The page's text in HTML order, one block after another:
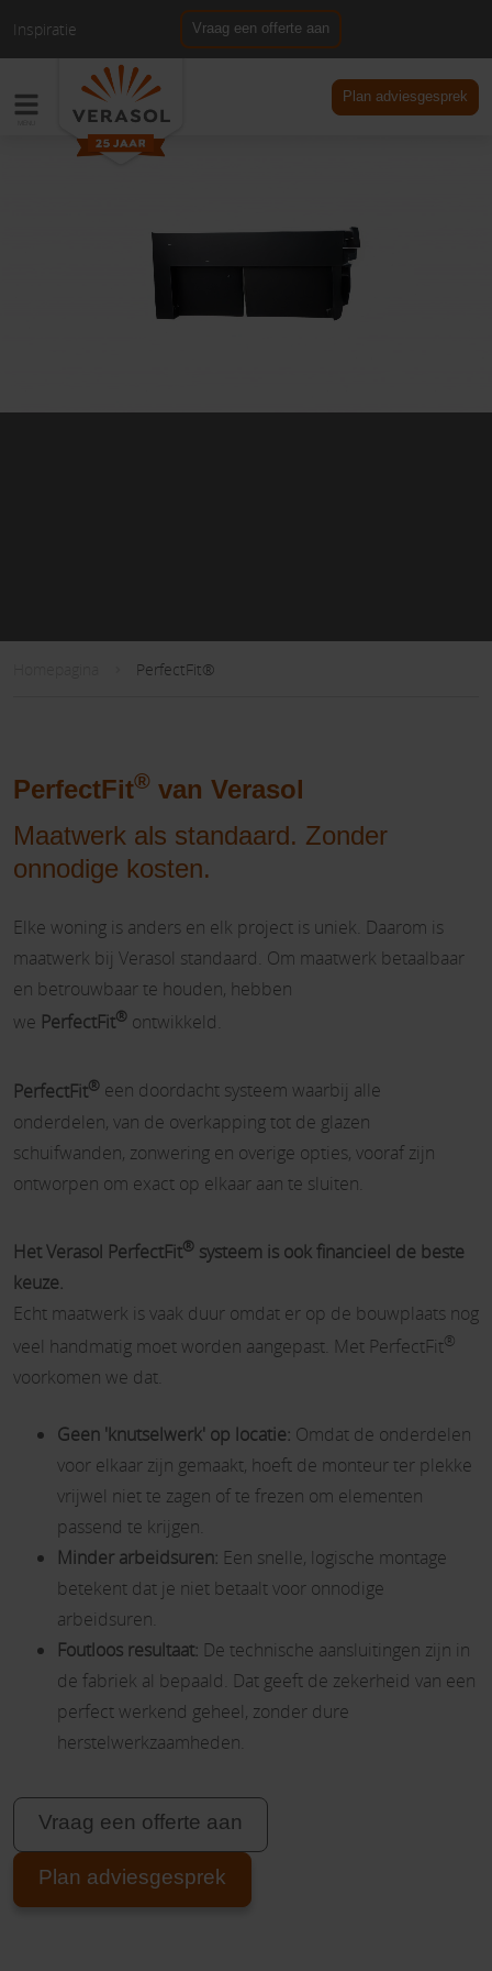
Inspiratie Vraag een offerte aan
DE
Plan adviesgesprek
PerfectFit®
PerfectFit® van Verasol
Maatwerk als standaard. Zonder
onnodige kosten.
Elke woning is anders en elk project is uniek. Daarom is
maatwerk bij Verasol standaard. Om maatwerk betaalbaar
en betrouwbaar te houden, hebben
we PerfectFit® ontwikkeld.
PerfectFit® een doordacht systeem waarbij alle
onderdelen, van de overkapping tot de glazen
schuifwanden, zonwering en overige opties, vooraf zijn
ontworpen om exact op elkaar aan te sluiten.
Het Verasol PerfectFit® systeem is ook financieel de beste
keuze.
Echt maatwerk is vaak duur omdat er op de bouwplaats nog
veel handmatig moet worden aangepast. Met PerfectFit®
voorkomen we dat.
Geen 'knutselwerk' op locatie: Omdat de onderdelen
voor elkaar zijn gemaakt, hoeft de monteur ter plekke
vrijwel niet te zagen of te frezen om elementen
passend te krijgen.
Minder arbeidsuren: Een snelle, logische montage
betekent dat je niet betaalt voor onnodige
arbeidsuren.
Foutloos resultaat: De technische aansluitingen zijn in
de fabriek al bepaald. Dat geeft de zekerheid van een
perfect werkend geheel, zonder dure
herstelwerkzaamheden.
Vraag een offerte aan
Plan adviesgesprek